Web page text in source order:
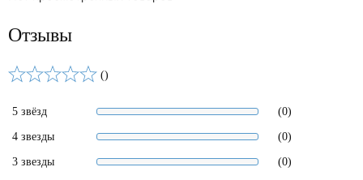
Отзывы
()
5 звёзд (0)
4 звезды (0)
3 звезды (0)